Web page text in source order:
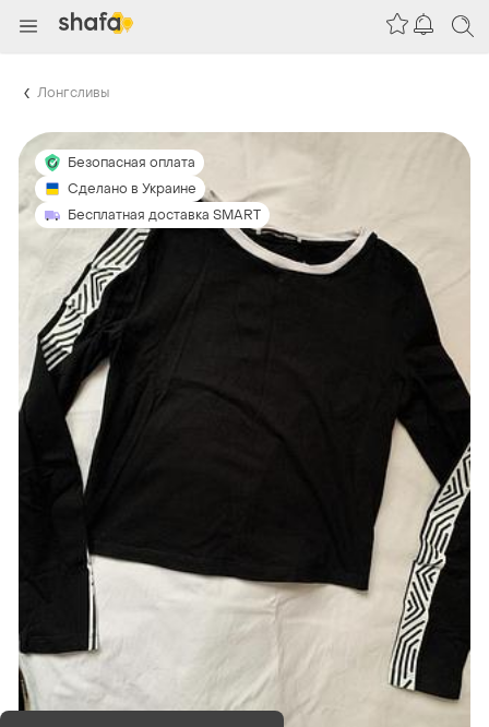
Лонгсливы
Безопасная оплата
Сделано в Украине
Бесплатная доставка SMART